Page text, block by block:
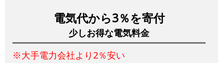
電気代から3％を寄付
少しお得な電気料金
※大手電力会社より2％安い